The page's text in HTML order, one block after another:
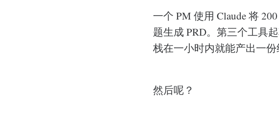
一个 PM 使用 Claude 将
题生成 PRD。第三个工具
栈在一小时内就能产出一份
然后呢？